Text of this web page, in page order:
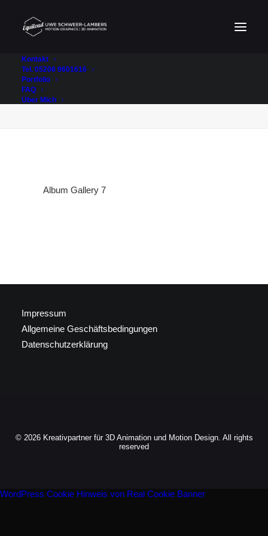
Kontakt
Tel. 05206 9601616
Portfolio
FAQ
Über Mich
Home
Album Gallery 7
Impressum
Allgemeine Geschäftsbedingungen
Datenschutzerklärung
© 2026 Kreativpartner für 3D Animation und Motion Design. All rights
reserved
WordPress Cookie Hinweis von Real Cookie Banner